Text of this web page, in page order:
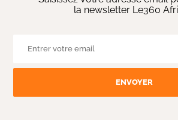
la newsletter Le360
ENVOYER